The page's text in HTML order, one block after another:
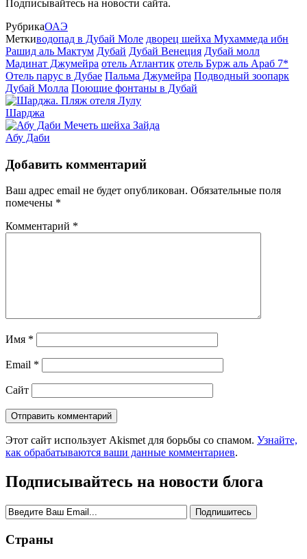
Подписывайтесь на новости сайта.
РубрикаОАЭ
Меткиводопад в Дубай Моле дворец шейха Мухаммеда ибн
Рашид аль Мактум Дубай Дубай Венеция Дубай молл
Мадинат Джумейра отель Атлантик отель Бурж аль Араб 7*
Отель парус в Дубае Пальма Джумейра Подводный зоопарк
Дубай Молла Поющие фонтаны в Дубай
Шарджа
Абу Даби
Добавить комментарий
Ваш адрес email не будет опубликован. Обязательные поля
помечены *
Комментарий *
Имя *
Email *
Сайт
Этот сайт использует Akismet для борьбы со спамом. Узнайте,
как обрабатываются ваши данные комментариев.
Подписывайтесь на новости блога
Страны